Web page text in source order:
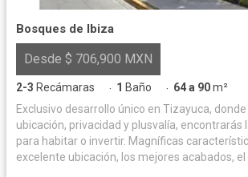
Bosques de Ibiza
Desde $ 706,900 MXN
2-3 Recámaras · 1 Baño · 64 a 90m²
Exclusivo desarrollo único en Tizayuca,
ubicación, privacidad y plusvalía, encontrarás
para habitar o invertir. Magníficas características. Con una
excelente ubicación, los mejores acabados,